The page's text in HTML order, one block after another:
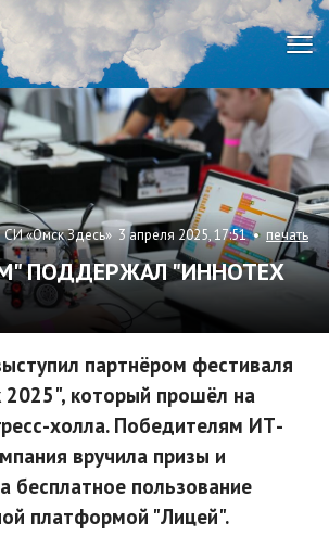
«Омск Здесь» 3 апреля 2025, 17:51 •печать
ПОДДЕРЖАЛ "ИННОТЕХ
партнёром фестиваля
который прошёл на
холла. Победителям ИТ-
вручила призы и
бесплатное пользование
платформой "Лицей".